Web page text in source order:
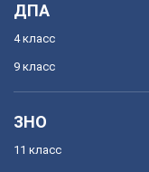
ДПА
4 класс
9 класс
ЗНО
11 класс